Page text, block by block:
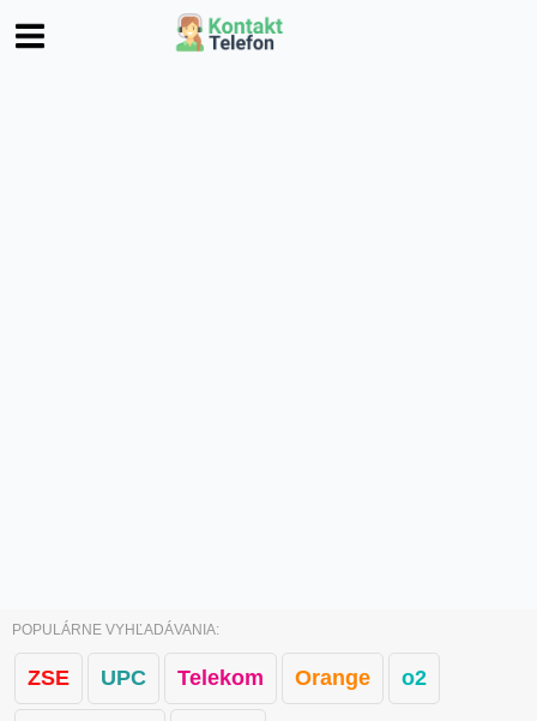
POPULÁRNE VYHĽADÁVANIA:
ZSE UPC Telekom Orange o2